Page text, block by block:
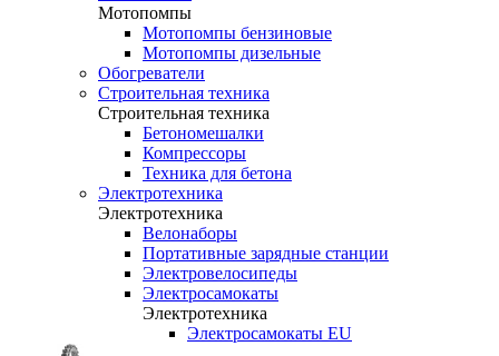
Мотопомпы
Мотопомпы бензиновые
Мотопомпы дизельные
Обогреватели
Строительная техника
Строительная техника
Бетономешалки
Компрессоры
Техника для бетона
Электротехника
Электротехника
Велонаборы
Портативные зарядные станции
Электровелосипеды
Электросамокаты
Электротехника
Электросамокаты EU